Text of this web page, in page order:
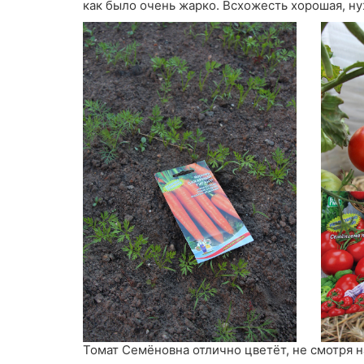
как было очень жарко. Всхожесть хорошая,
Томат Семёновна отлично цветёт, не смотря